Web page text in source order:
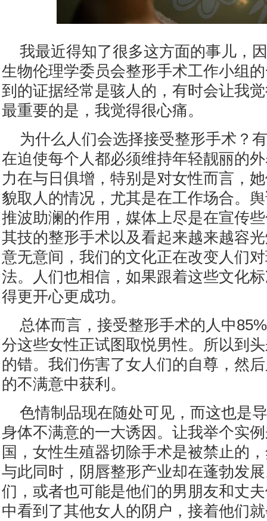
我最近得知了很多这方面的事儿，
生物伦理学委员会整形手术工作小组
到的证据经常是骇人的，有时会让我
最重要的是，我觉得很心痛。
为什么人们会选择接受整形手术？
在迫使每个人都必须维持年轻靓丽的
力在与日俱增，特别是对女性而言，
貌取人的情况，尤其是在工作场合。
推波助澜的作用，媒体上尽是在宣传
其技的整形手术以及看起来越来越容
意无意间，我们的文化正在改变人们
法。人们也相信，如果跟着这些文化
得更开心更成功。
总体而言，接受整形手术的人中
分这些女性正试图取悦男性。所以到
的错。我们伤害了女人们的自尊，然
的不满意中获利。
色情制品现在随处可见，而这也是
身体不满意的一大诱因。让我举个实
国，女性生殖器切除手术是被禁止的
与此同时，阴唇整形产业却在蓬勃发
们，或者也可能是他们的男朋友和丈
中看到了其他女人的阴户，接着他们